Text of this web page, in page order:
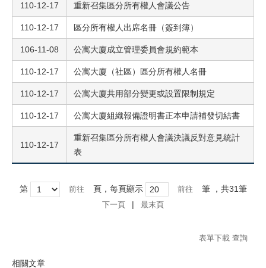
110-12-17 重新召集區分所有權人會議公告
110-12-17 區分所有權人出席名冊（簽到簿）
106-11-08 公寓大廈成立管理委員會規約範本
110-12-17 公寓大廈（社區）區分所有權人名冊
110-12-17 公寓大廈共用部分變更或設置限制規定
110-12-17 公寓大廈組織報備證明書正本申請補發切結書
110-12-17
重新召集區分所有權人會議決議反對意見統計
表
第 頁，每頁顯示 筆 ，共31筆
下一頁 | 最末頁
表單下載 查詢
相關文章